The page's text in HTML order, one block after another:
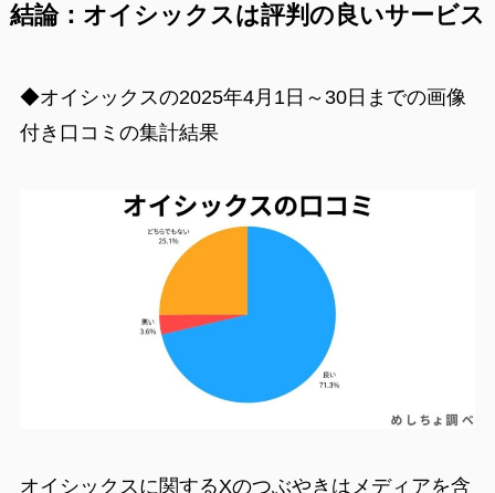
結論：オイシックスは評判の良いサービス
◆オイシックスの2025年4月1日～30日までの画像
付き口コミの集計結果
オイシックスに関するXのつぶやきはメディアを含